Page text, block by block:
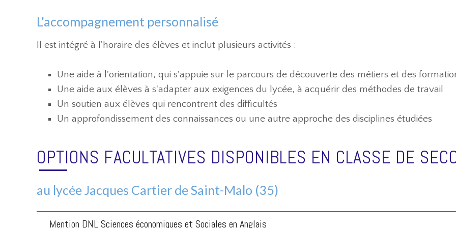
L'accompagnement personnalisé
Il est intégré à l'horaire des élèves et inclut plusieurs activités :
Une aide à l'orientation, qui s'appuie sur le parcours de découverte des métiers et des
Une aide aux élèves à s'adapter aux exigences du lycée, à acquérir des méthodes de travail
Un soutien aux élèves qui rencontrent des difficultés
Un approfondissement des connaissances ou une autre approche des disciplines étudiées
OPTIONS FACULTATIVES DISPONIBLES EN CLASSE DE
au lycée Jacques Cartier de Saint-Malo (35)
Mention DNL Sciences économiques et Sociales en Anglais